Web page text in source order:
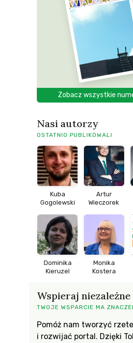
Zobacz wszystkie
Nasi autorzy
OSTATNIO PUBLIKOWALI
Kuba
Gogolewski
Artur
Wieczorek
Dominika
Kieruzel
Monika
Kostera
Wspieraj
TWOJE WSPARCIE MA
Pomóż nam tworzyć
i rozwijać portal. Dzięki